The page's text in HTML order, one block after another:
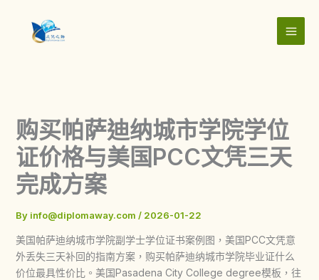
content
购买帕萨迪纳城市学院学位
证价格与美国PCC文凭三天
完成方案
By info@diplomaway.com / 2026-01-22
美国帕萨迪纳城市学院副学士学位证书案例图，美国PCC文凭意
外丢失三天补回的指南方案，购买帕萨迪纳城市学院毕业证什么
价位最具性价比。美国Pasadena City College degree模板，往